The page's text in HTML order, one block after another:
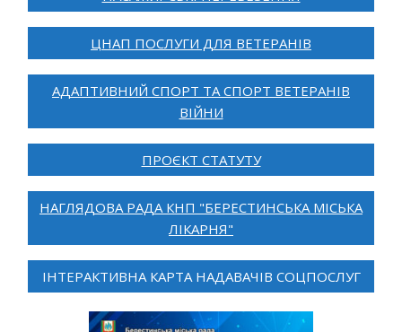
ЦНАП ПОСЛУГИ ДЛЯ ВЕТЕРАНІВ
АДАПТИВНИЙ СПОРТ ТА СПОРТ ВЕТЕРАНІВ
ВІЙНИ
ПРОЄКТ СТАТУТУ
НАГЛЯДОВА РАДА КНП "БЕРЕСТИНСЬКА МІСЬКА
ЛІКАРНЯ"
ІНТЕРАКТИВНА КАРТА НАДАВАЧІВ СОЦПОСЛУГ